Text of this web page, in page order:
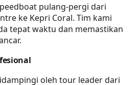
pulang-pergi dari
ke Kepri Coral. Tim kami
tepat waktu dan memastikan
oleh tour leader dari